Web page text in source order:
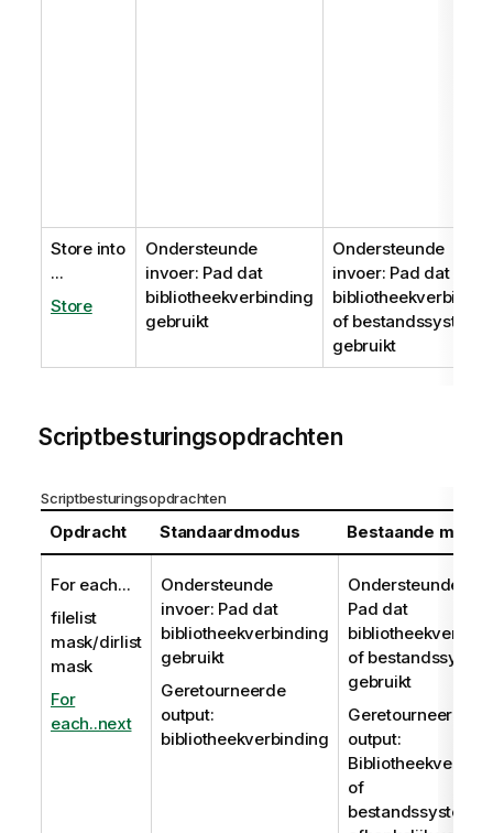
Store into
...
Store
Ondersteunde
invoer: Pad dat
bibliotheekverbinding
gebruikt
Ondersteunde
invoer: Pad dat
of bestandssysteem
gebruikt
Scriptbesturingsopdrachten
Scriptbesturingsopdrachten
Opdracht Standaardmodus Bestaande
For each...
filelist
mask/dirlist
mask
For
each..next
Ondersteunde
invoer: Pad dat
bibliotheekverbinding
gebruikt
Geretourneerde
output:
bibliotheekverbinding
Ondersteunde
Pad dat
of
gebruikt
Geretourneerde
output:
of